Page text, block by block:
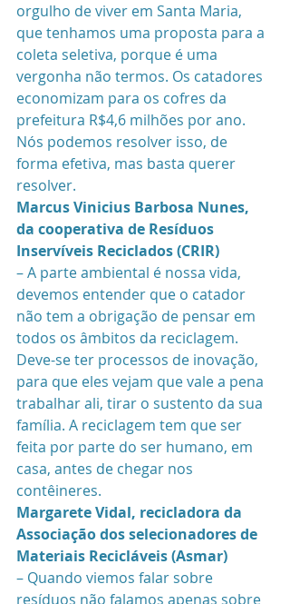
orgulho de viver em Santa Maria,
que tenhamos uma proposta para a
coleta seletiva, porque é uma
vergonha não termos. Os catadores
economizam para os cofres da
prefeitura R$4,6 milhões por ano.
Nós podemos resolver isso, de
forma efetiva, mas basta querer
resolver.
Marcus Vinicius Barbosa Nunes,
da cooperativa de Resíduos
Inservíveis Reciclados (CRIR)
– A parte ambiental é nossa vida,
devemos entender que o catador
não tem a obrigação de pensar em
todos os âmbitos da reciclagem.
Deve-se ter processos de inovação,
para que eles vejam que vale a pena
trabalhar ali, tirar o sustento da sua
família. A reciclagem tem que ser
feita por parte do ser humano, em
casa, antes de chegar nos
contêineres.
Margarete Vidal, recicladora da
Associação dos selecionadores de
Materiais Recicláveis (Asmar)
– Quando viemos falar sobre
resíduos não falamos apenas sobre